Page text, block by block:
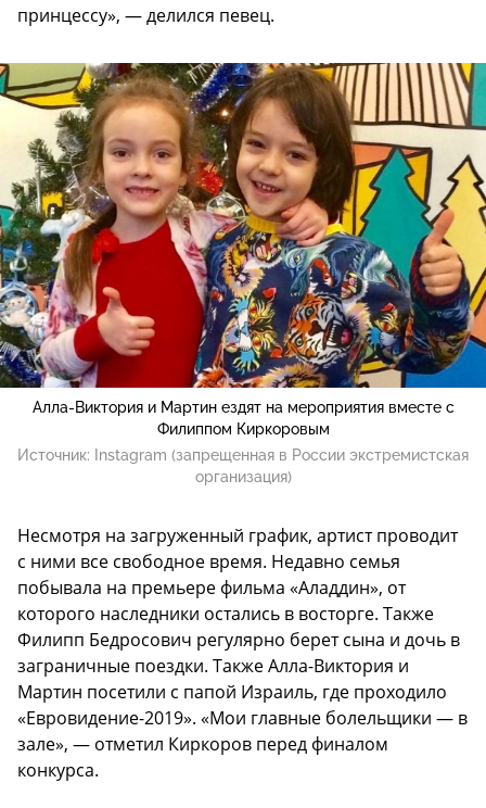
принцессу», — делился певец.
Алла-Виктория и Мартин ездят на мероприятия вместе с
Филиппом Киркоровым
Источник:
Instagram (запрещенная в России экстремистская
организация)
Несмотря на загруженный график, артист проводит
с ними все свободное время. Недавно семья
побывала на премьере фильма «Аладдин», от
которого наследники остались в восторге. Также
Филипп Бедросович регулярно берет сына и дочь в
заграничные поездки. Также Алла-Виктория и
Мартин посетили с папой Израиль, где проходило
«Евровидение-2019». «Мои главные болельщики — в
зале», — отметил Киркоров перед финалом
конкурса.